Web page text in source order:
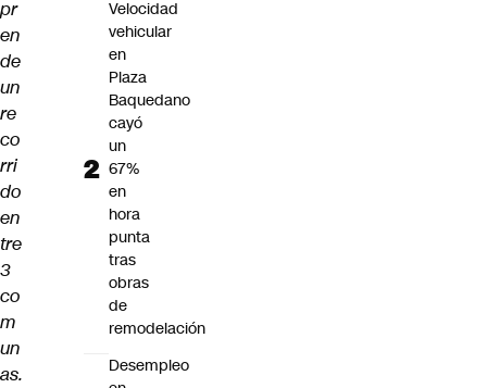
pr
en
de
un
re
co
rri
do
en
tre
3
co
m
un
as.
Velocidad
vehicular
en
Plaza
Baquedano
cayó
un
67%
en
hora
punta
tras
obras
de
remodelación
Desempleo